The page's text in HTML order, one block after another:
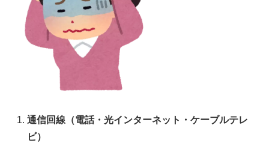
通信回線（電話・光インターネット・ケーブルテレ
ビ）